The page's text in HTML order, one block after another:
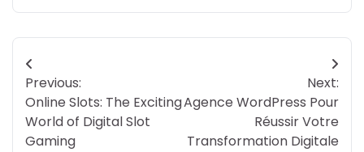
Post
navigation
Previous:
Online Slots: The Exciting
World of Digital Slot
Gaming
Next:
Agence WordPress Pour
Réussir Votre
Transformation Digitale